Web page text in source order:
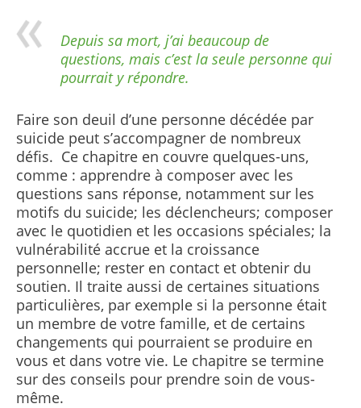
Depuis sa mort, j’ai beaucoup de
questions, mais c’est la seule personne qui
pourrait y répondre.
Faire son deuil d’une personne décédée par
suicide peut s’accompagner de nombreux
défis. Ce chapitre en couvre quelques-uns,
comme : apprendre à composer avec les
questions sans réponse, notamment sur les
motifs du suicide; les déclencheurs; composer
avec le quotidien et les occasions spéciales; la
vulnérabilité accrue et la croissance
personnelle; rester en contact et obtenir du
soutien. Il traite aussi de certaines situations
particulières, par exemple si la personne était
un membre de votre famille, et de certains
changements qui pourraient se produire en
vous et dans votre vie. Le chapitre se termine
sur des conseils pour prendre soin de vous-
même.